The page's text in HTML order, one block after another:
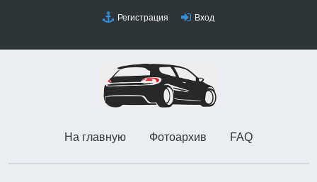
Регистрация Вход
На главную Фотоархив FAQ